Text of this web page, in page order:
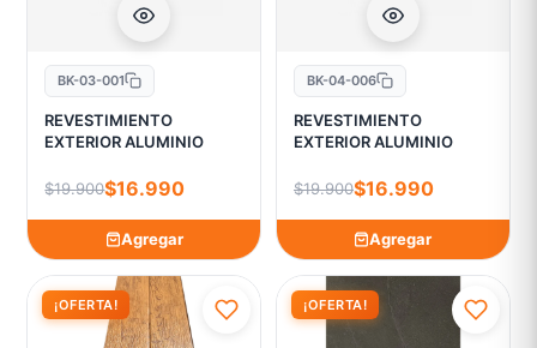
BK-03-001
REVESTIMIENTO
EXTERIOR ALUMINIO
$19.900$16.990
Agregar
BK-04-006
REVESTIMIENTO
EXTERIOR ALUMINIO
$19.900$16.990
Agregar
¡OFERTA! ¡OFERTA!